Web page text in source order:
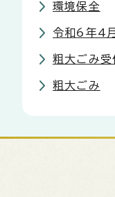
環境保全
令和6年4月
粗大ごみ受
粗大ごみ